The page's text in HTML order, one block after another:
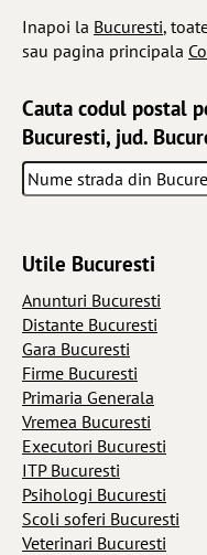
Inapoi la Bucuresti,
sau pagina principala
Cauta codul postal
Bucuresti, jud.
Utile Bucuresti
Anunturi Bucuresti
Distante Bucuresti
Gara Bucuresti
Firme Bucuresti
Primaria Generala
Vremea Bucuresti
Executori Bucuresti
ITP Bucuresti
Psihologi Bucuresti
Scoli soferi Bucuresti
Veterinari Bucuresti